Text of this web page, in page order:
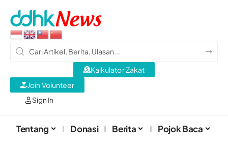
Sign In
Kalkulator Zakat
Join Volunteer
Tentang Donasi Berita Pojok Baca